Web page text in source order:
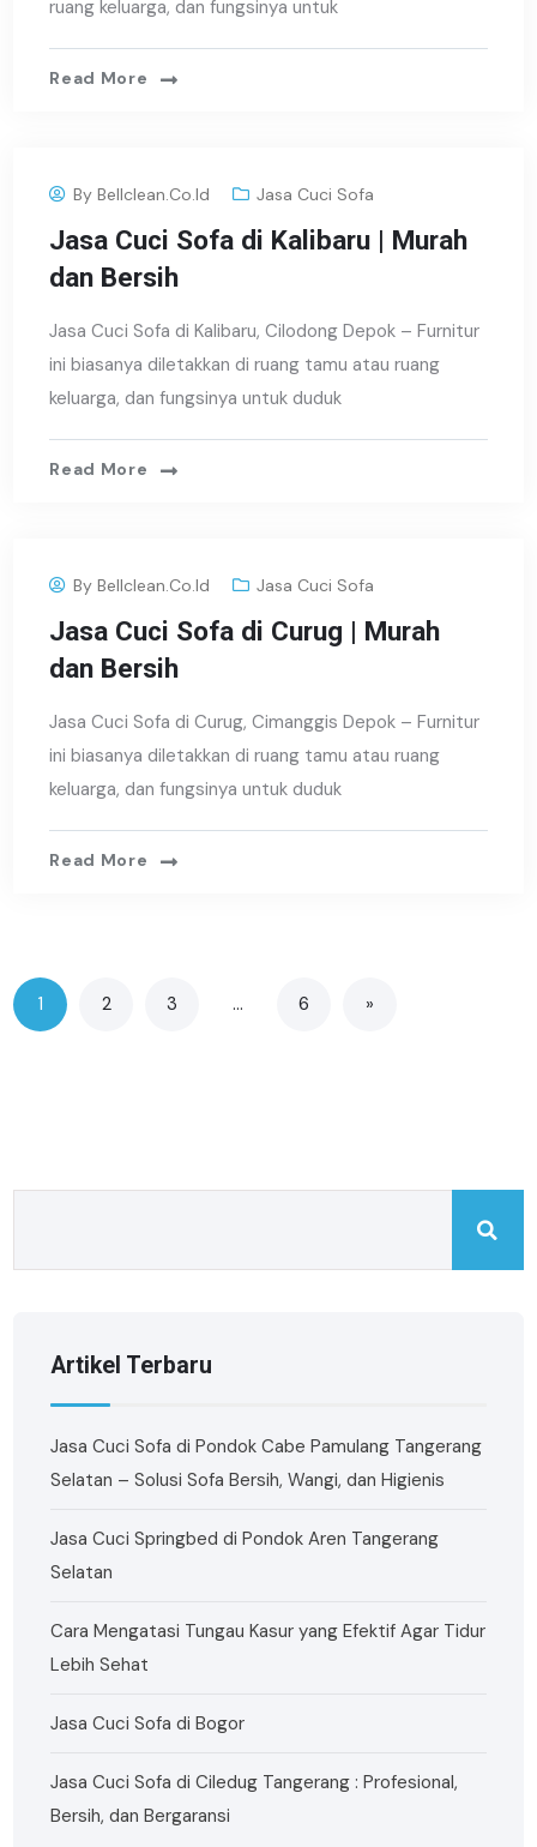
ruang keluarga, dan fungsinya untuk
Read More
ByBellclean.co.id Jasa Cuci Sofa
Jasa Cuci Sofa di Kalibaru | Murah
dan Bersih
Jasa Cuci Sofa di Kalibaru, Cilodong Depok – Furnitur
ini biasanya diletakkan di ruang tamu atau ruang
keluarga, dan fungsinya untuk duduk
Read More
ByBellclean.co.id Jasa Cuci Sofa
Jasa Cuci Sofa di Curug | Murah
dan Bersih
Jasa Cuci Sofa di Curug, Cimanggis Depok – Furnitur
ini biasanya diletakkan di ruang tamu atau ruang
keluarga, dan fungsinya untuk duduk
Read More
1 2 3 … 6 »
Artikel Terbaru
Jasa Cuci Sofa di Pondok Cabe Pamulang Tangerang
Selatan – Solusi Sofa Bersih, Wangi, dan Higienis
Jasa Cuci Springbed di Pondok Aren Tangerang
Selatan
Cara Mengatasi Tungau Kasur yang Efektif Agar Tidur
Lebih Sehat
Jasa Cuci Sofa di Bogor
Jasa Cuci Sofa di Ciledug Tangerang : Profesional,
Bersih, dan Bergaransi